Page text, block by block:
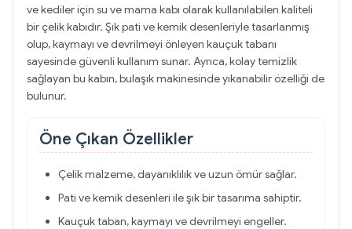
ve kediler için su ve mama kabı olarak kullanılabilen kaliteli
bir çelik kabıdır. Şık pati ve kemik desenleriyle tasarlanmış
olup, kaymayı ve devrilmeyi önleyen kauçuk tabanı
sayesinde güvenli kullanım sunar. Ayrıca, kolay temizlik
sağlayan bu kabın, bulaşık makinesinde yıkanabilir özelliği de
bulunur.
Öne Çıkan Özellikler
Çelik malzeme, dayanıklılık ve uzun ömür sağlar.
Pati ve kemik desenleri ile şık bir tasarıma sahiptir.
Kauçuk taban, kaymayı ve devrilmeyi engeller.